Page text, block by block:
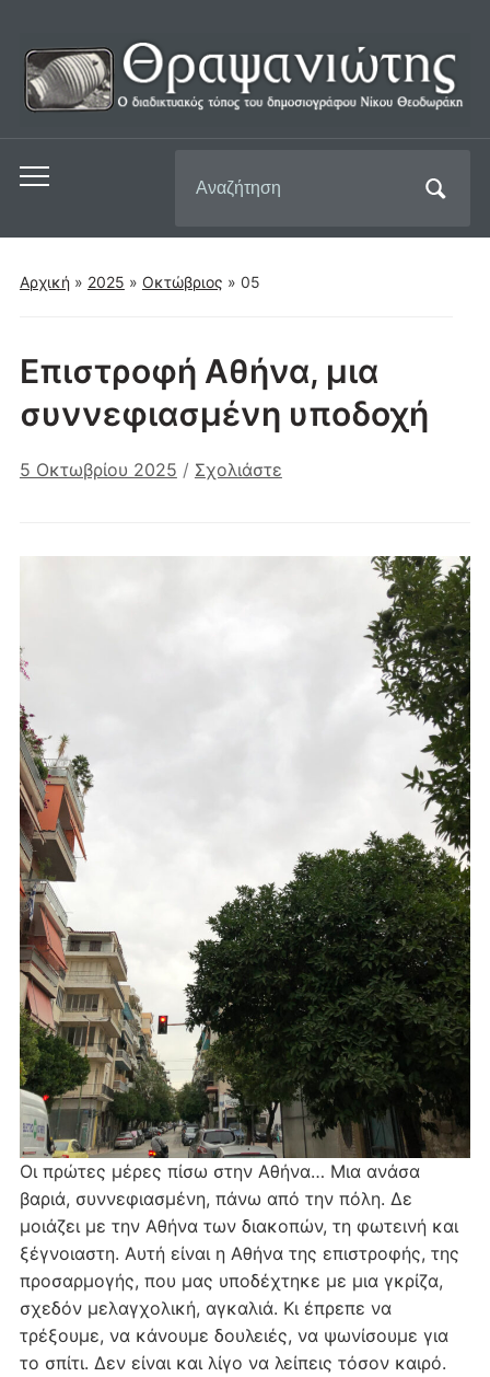
Εναλλαγή
μενού
για
για:
Αρχική » 2025 » Οκτώβριος » 05
Επιστροφή Αθήνα, μια
συννεφιασμένη υποδοχή
5 Οκτωβρίου 2025 / Σχολιάστε
Οι πρώτες μέρες πίσω στην Αθήνα… Μια ανάσα
βαριά, συννεφιασμένη, πάνω από την πόλη. Δε
μοιάζει με την Αθήνα των διακοπών, τη φωτεινή και
ξέγνοιαστη. Αυτή είναι η Αθήνα της επιστροφής, της
προσαρμογής, που μας υποδέχτηκε με μια γκρίζα,
σχεδόν μελαγχολική, αγκαλιά. Κι έπρεπε να
τρέξουμε, να κάνουμε δουλειές, να ψωνίσουμε για
το σπίτι. Δεν είναι και λίγο να λείπεις τόσον καιρό.